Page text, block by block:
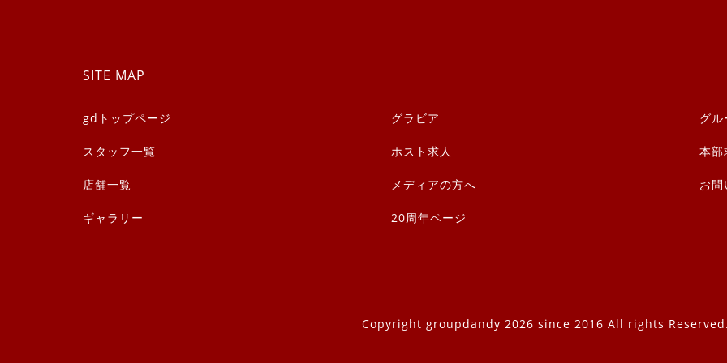
SITE MAP
gdトップページ グラビア グル
スタッフ一覧 ホスト求人 本部
店舗一覧 メディアの方へ お問
ギャラリー 20周年ページ
Copyright groupdandy 2026 since 2016 All rights Reserved.